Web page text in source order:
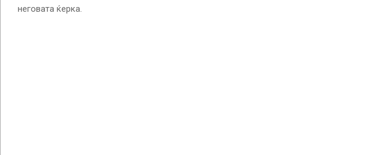
неговата ќерка.